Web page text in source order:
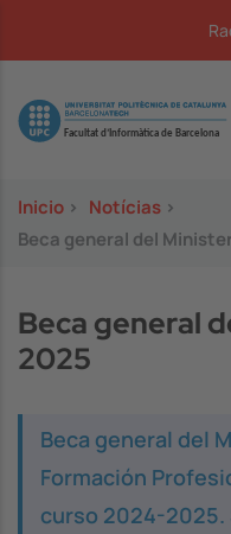
Image
Inicio > Notícias >
Beca general del
Beca general
2025
Beca general del
Formación
curso 2024-2025.